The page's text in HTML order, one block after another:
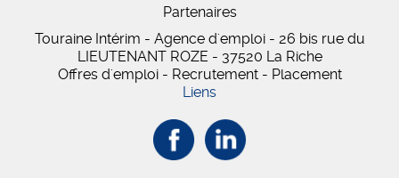
Partenaires
Touraine Intérim - Agence d'emploi - 26 bisrue du
LIEUTENANT ROZE - 37520 La Riche
Offres d'emploi - Recrutement - Placement
Liens